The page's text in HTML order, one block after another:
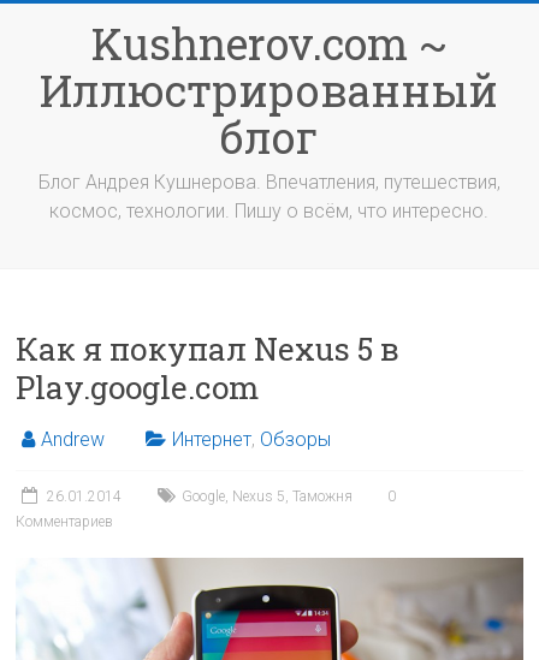
содержимомуKushnerov.com ~
Иллюстрированный
блог
Блог Андрея Кушнерова. Впечатления, путешествия,
космос, технологии. Пишу о всём, что интересно.
Как я покупал Nexus 5 в
Play.google.com
Andrew Интернет, Обзоры
26.01.2014 Google, Nexus 5,Таможня
0
Комментариев